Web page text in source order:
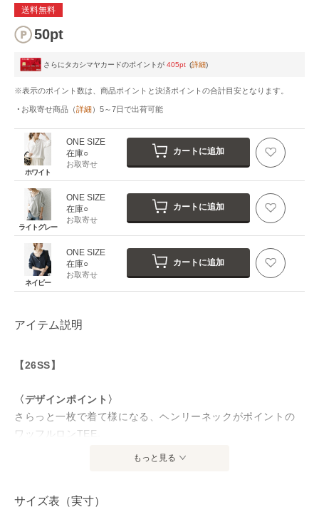
送料無料
50pt
さらにタカシマヤカードのポイントが 405pt (詳細)
※表示のポイント数は、商品ポイントと決済ポイントの合計目安となります。
お取寄せ商品 （詳細） 5～7日で出荷可能
ホワイト
ONE SIZE
在庫○
お取寄せ
カートに追加
ライトグレー
ONE SIZE
在庫○
お取寄せ
カートに追加
ネイビー
ONE SIZE
在庫○
お取寄せ
カートに追加
アイテム説明
【26SS】
〈デザインポイント〉
さらっと一枚で着て様になる、ヘンリーネックがポイントの
ワッフルロンTEE。
ルシースタイルに。
もっと見る
サイズ表（実寸）